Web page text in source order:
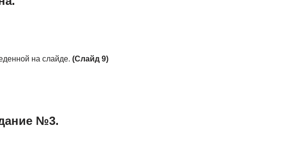
на слайде. (Слайд 9)
№3.